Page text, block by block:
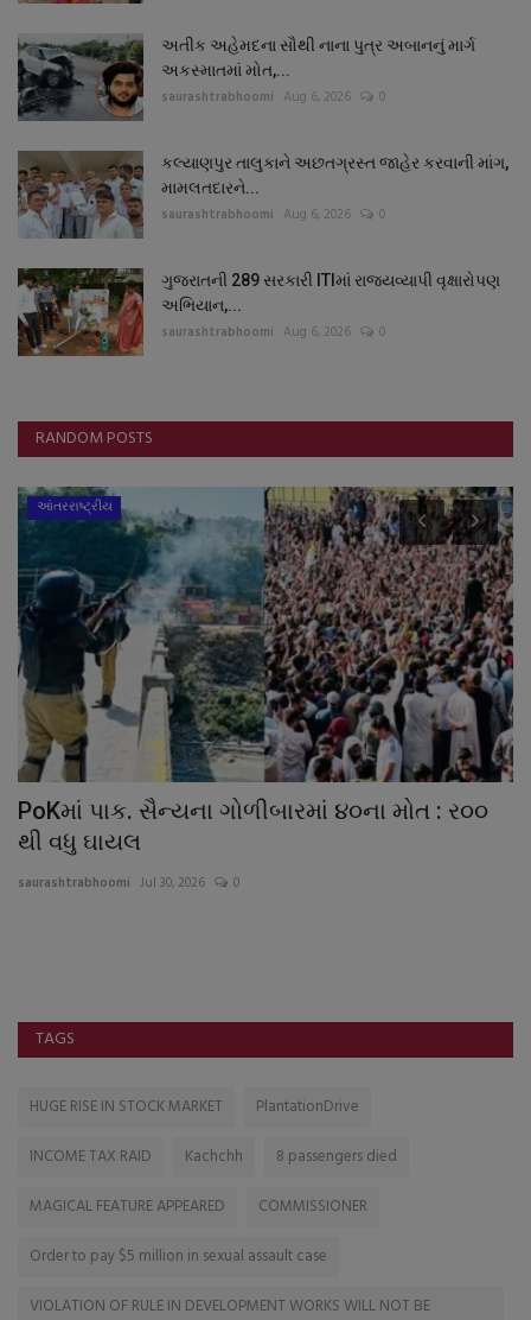
અતીક અહેમદના સૌથી નાના પુત્ર અબાનનું માર્ગ
અકસ્માતમાં મોત,...
saurashtrabhoomi Aug 6, 2026 0
કલ્યાણપુર તાલુકાને અછતગ્રસ્ત જાહેર કરવાની માંગ,
મામલતદારને...
saurashtrabhoomi Aug 6, 2026 0
ગુજરાતની 289 સરકારી ITIમાં રાજ્યવ્યાપી વૃક્ષારોપણ
અભિયાન,...
saurashtrabhoomi Aug 6, 2026 0
RANDOM POSTS
આંતરરાષ્ટ્રીય
PoKમાં પાક. સૈન્યના ગોળીબારમાં ૪૦ના મોત : ર૦૦
થી વધુ ઘાયલ
saurashtrabhoomi Jul 30, 2026 0
TAGS
HUGE RISE IN STOCK MARKET
PlantationDrive
INCOME TAX RAID
Kachchh
8 passengers died
MAGICAL FEATURE APPEARED
COMMISSIONER
Order to pay $5 million in sexual assault case
VIOLATION OF RULE IN DEVELOPMENT WORKS WILL NOT BE